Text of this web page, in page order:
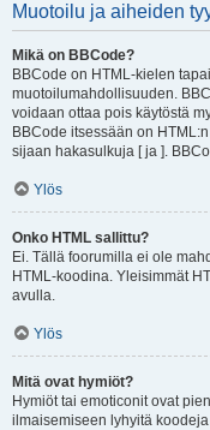
Muotoilu ja aiheiden
Mikä on BBCode?
BBCode on HTML-kielen
muotoilumahdollisuuden.
voidaan ottaa pois käytöstä
BBCode itsessään on
sijaan hakasulkuja [ ja ].
Ylös
Onko HTML sallittu?
Ei. Tällä foorumilla ei ole
HTML-koodina. Yleisimmät
avulla.
Ylös
Mitä ovat hymiöt?
Hymiöt tai emoticonit ovat
ilmaisemiseen lyhyitä